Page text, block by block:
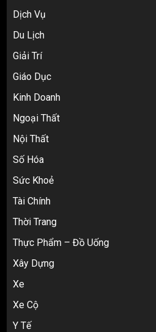
Dịch Vụ
Du Lịch
Giải Trí
Giáo Dục
Kinh Doanh
Ngoại Thất
Nội Thất
Số Hóa
Sức Khoẻ
Tài Chính
Thời Trang
Thực Phẩm – Đồ Uống
Xây Dựng
Xe
Xe Cộ
Y Tế
3
5